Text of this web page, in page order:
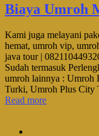
Biaya Umroh
Kami juga melayani
hemat, umroh vip,
java tour |
Sudah termasuk
umroh lainnya : Umroh
Turki, Umroh Plus
Read more